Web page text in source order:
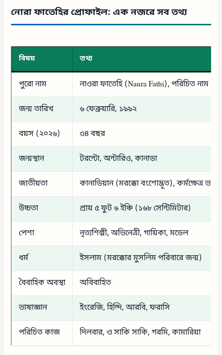
নোরা ফাতেহির প্রোফাইল: এক নজরে সব তথ্য
বিষয় তথ্য
পুরো নাম নাওরা ফাতেহি (Naura Fathi), পরিচিত নাম
জন্ম তারিখ ৬ ফেব্রুয়ারি, ১৯৯২
বয়স (২০২৬) ৩৪ বছর
জন্মস্থান টরন্টো, অন্টারিও, কানাডা
জাতীয়তা কানাডিয়ান (মরক্কো বংশোদ্ভূত), কর্মক্ষেত্র
উচ্চতা প্রায় ৫ ফুট ৬ ইঞ্চি (১৬৮ সেন্টিমিটার)
পেশা নৃত্যশিল্পী, অভিনেত্রী, গায়িকা, মডেল
ধর্ম ইসলাম (মরক্কোর মুসলিম পরিবারে জন্ম)
বৈবাহিক অবস্থা অবিবাহিত
ভাষাজ্ঞান ইংরেজি, হিন্দি, আরবি, ফরাসি
পরিচিত কাজ দিলবার, ও সাকি সাকি, গরমি, কামারিয়া